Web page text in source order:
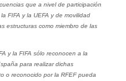
que a nivel de participación
FIFA y la UEFA y de movilidad
estructuras como miembro de las
y la FIFA sólo reconocen a la
para realizar dichas
o reconocido por la RFEF pueda